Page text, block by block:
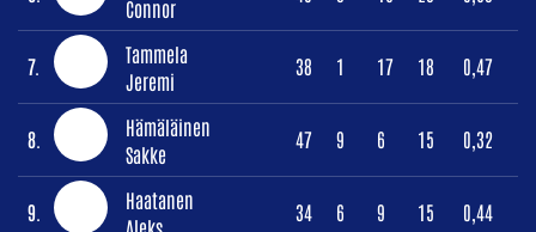
Connor
7.
Tammela
Jeremi
38 1 17 18 0,47
8.
Hämäläinen
Sakke
47 9 6 15 0,32
9.
Haatanen
34 6 9 15 0,44